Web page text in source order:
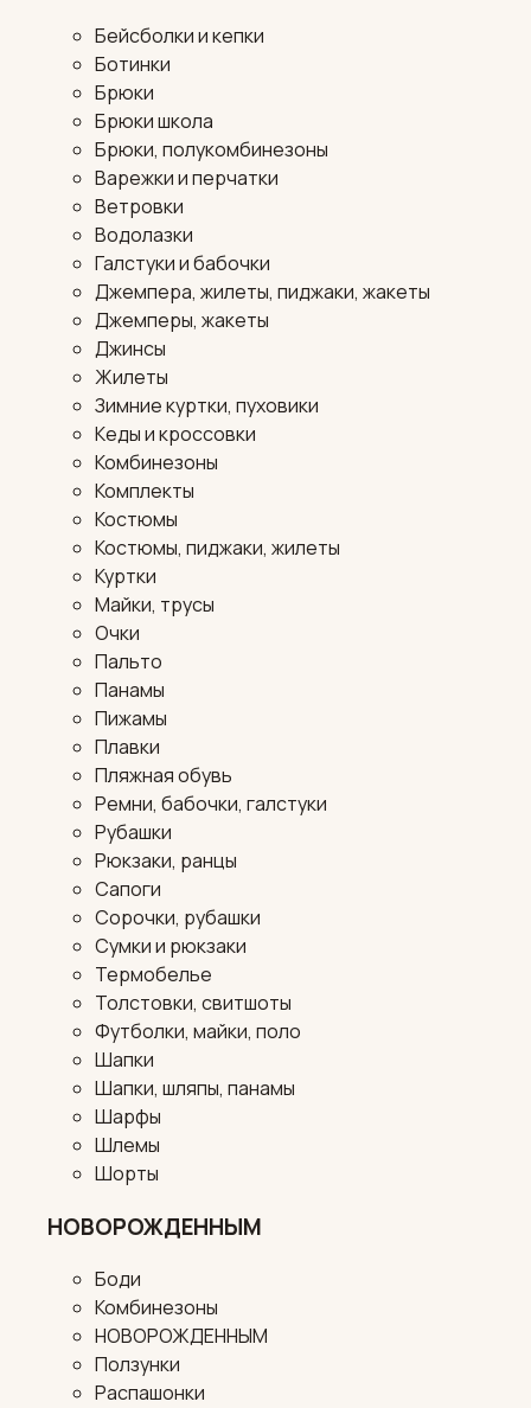
Бейсболки и кепки
Ботинки
Брюки
Брюки школа
Брюки, полукомбинезоны
Варежки и перчатки
Ветровки
Водолазки
Галстуки и бабочки
Джемпера, жилеты, пиджаки, жакеты
Джемперы, жакеты
Джинсы
Жилеты
Зимние куртки, пуховики
Кеды и кроссовки
Комбинезоны
Комплекты
Костюмы
Костюмы, пиджаки, жилеты
Куртки
Майки, трусы
Очки
Пальто
Панамы
Пижамы
Плавки
Пляжная обувь
Ремни, бабочки, галстуки
Рубашки
Рюкзаки, ранцы
Сапоги
Сорочки, рубашки
Сумки и рюкзаки
Термобелье
Толстовки, свитшоты
Футболки, майки, поло
Шапки
Шапки, шляпы, панамы
Шарфы
Шлемы
Шорты
НОВОРОЖДЕННЫМ
Боди
Комбинезоны
НОВОРОЖДЕННЫМ
Ползунки
Распашонки